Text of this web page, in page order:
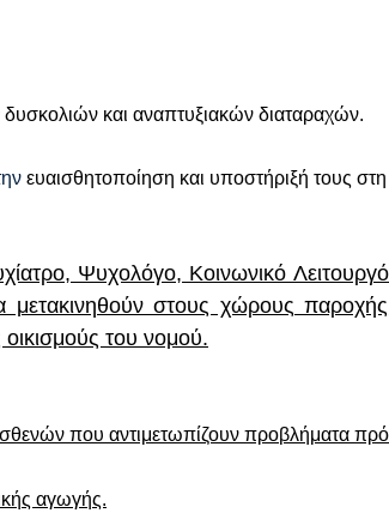
και αναπτυξιακών διαταραχών.
ευαισθητοποίηση και υποστήριξή τους
Ψυχολόγο, Κοινωνικό
μετακινηθούν στους χώρους
του νομού.
που αντιμετωπίζουν προβλήματα
αγωγής.